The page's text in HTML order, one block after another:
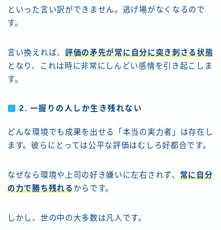
といった言い訳ができません。逃げ場がなくなるので
す。
言い換えれば、 評価の矛先が常に自分に突き刺さる状態
となり、これは時に非常にしんどい感情を引き起こしま
す。
2. 一握りの人しか生き残れない
どんな環境でも成果を出せる「本当の実力者」は存在し
ます。彼らにとっては公平な評価はむしろ好都合です。
なぜなら環境や上司の好き嫌いに左右されず、 常に自分
の力で勝ち残れる からです。
しかし、世の中の大多数は凡人です。